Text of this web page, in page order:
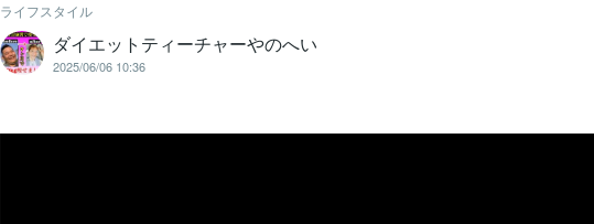
ライフスタイル
ダイエットティーチャーやのへい
2025/06/06 10:36